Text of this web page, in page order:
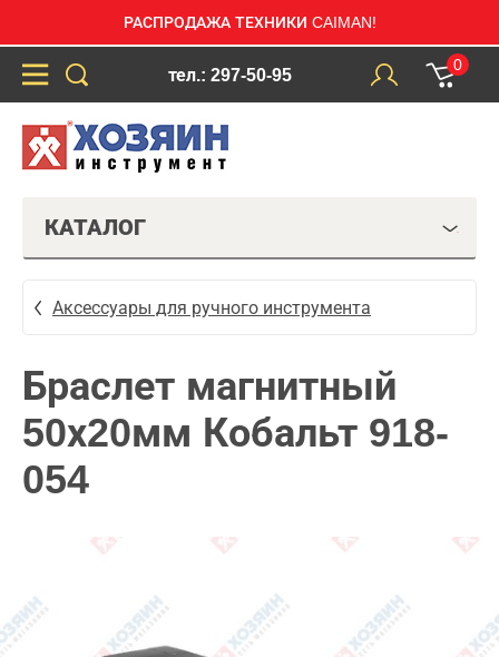
РАСПРОДАЖА ТЕХНИКИ CAIMAN!
тел.: 297-50-95
0
КАТАЛОГ
Аксессуары для ручного инструмента
Браслет магнитный
50х20мм Кобальт 918-
054